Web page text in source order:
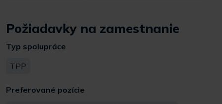
Požiadavky na zamestnanie
Typ spolupráce
TPP
Preferované pozície